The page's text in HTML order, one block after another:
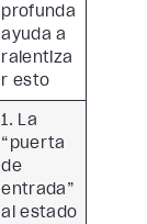
profunda
ayuda a
ralentiza
r esto
1. La
“puerta
de
entrada”
al estado